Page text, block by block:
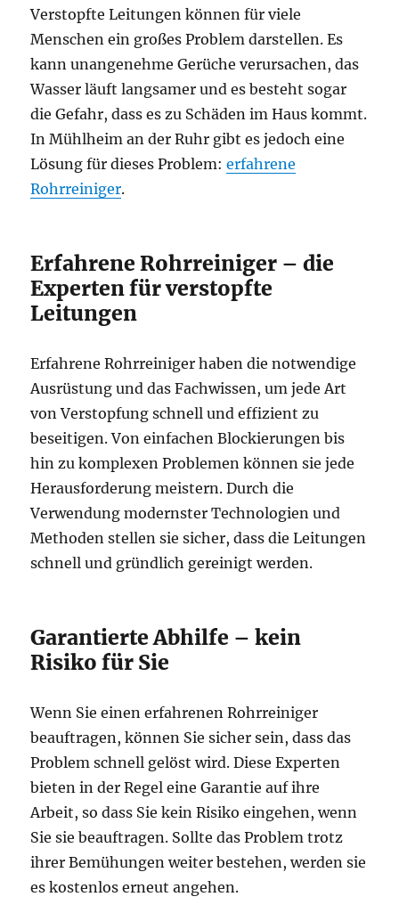
Verstopfte Leitungen können für viele
Menschen ein großes Problem darstellen. Es
kann unangenehme Gerüche verursachen, das
Wasser läuft langsamer und es besteht sogar
die Gefahr, dass es zu Schäden im Haus kommt.
In Mühlheim an der Ruhr gibt es jedoch eine
Lösung für dieses Problem:erfahrene
Rohrreiniger.
Erfahrene Rohrreiniger – die
Experten für verstopfte
Leitungen
Erfahrene Rohrreiniger haben die notwendige
Ausrüstung und das Fachwissen, um jede Art
von Verstopfung schnell und effizient zu
beseitigen. Von einfachen Blockierungen bis
hin zu komplexen Problemen können sie jede
Herausforderung meistern. Durch die
Verwendung modernster Technologien und
Methoden stellen sie sicher, dass die Leitungen
schnell und gründlich gereinigt werden.
Garantierte Abhilfe – kein
Risiko für Sie
Wenn Sie einen erfahrenen Rohrreiniger
beauftragen, können Sie sicher sein, dass das
Problem schnell gelöst wird. Diese Experten
bieten in der Regel eine Garantie auf ihre
Arbeit, so dass Sie kein Risiko eingehen, wenn
Sie sie beauftragen. Sollte das Problem trotz
ihrer Bemühungen weiter bestehen, werden sie
es kostenlos erneut angehen.